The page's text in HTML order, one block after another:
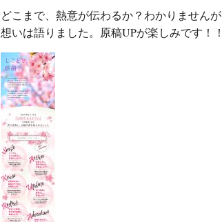
どこまで、熱意が伝わるか？わかりませんが
想いは語りました。原稿UPが楽しみです！！